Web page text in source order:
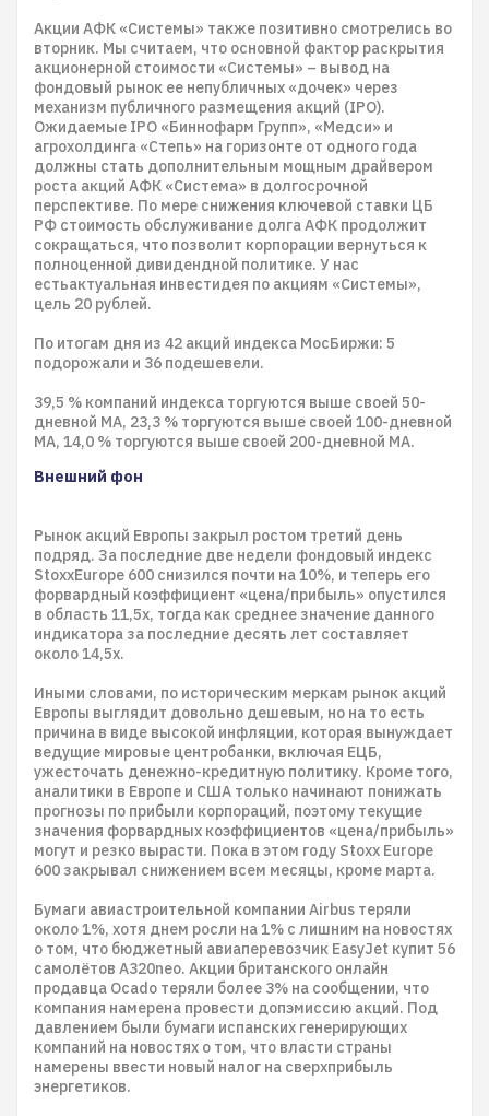
Акции АФК «Системы» также позитивно смотрелись во
вторник. Мы считаем, что основной фактор раскрытия
акционерной стоимости «Системы» – вывод на
фондовый рынок ее непубличных «дочек» через
механизм публичного размещения акций (IPO).
Ожидаемые IPO «Биннофарм Групп», «Медси» и
агрохолдинга «Степь» на горизонте от одного года
должны стать дополнительным мощным драйвером
роста акций АФК «Система» в долгосрочной
перспективе. По мере снижения ключевой ставки ЦБ
РФ стоимость обслуживание долга АФК продолжит
сокращаться, что позволит корпорации вернуться к
полноценной дивидендной политике. У нас
естьактуальная инвестидея по акциям «Системы»,
цель 20 рублей.
По итогам дня из 42 акций индекса МосБиржи: 5
подорожали и 36 подешевели.
39,5 % компаний индекса торгуются выше своей 50-
дневной МА, 23,3 % торгуются выше своей 100-дневной
МА, 14,0 % торгуются выше своей 200-дневной МА.
Внешний фон
Рынок акций Европы закрыл ростом третий день
подряд. За последние две недели фондовый индекс
StoxxEurope 600 снизился почти на 10%, и теперь его
форвардный коэффициент «цена/прибыль» опустился
в область 11,5х, тогда как среднее значение данного
индикатора за последние десять лет составляет
около 14,5х.
Иными словами, по историческим меркам рынок акций
Европы выглядит довольно дешевым, но на то есть
причина в виде высокой инфляции, которая вынуждает
ведущие мировые центробанки, включая ЕЦБ,
ужесточать денежно-кредитную политику. Кроме того,
аналитики в Европе и США только начинают понижать
прогнозы по прибыли корпораций, поэтому текущие
значения форвардных коэффициентов «цена/прибыль»
могут и резко вырасти. Пока в этом году Stoxx Europe
600 закрывал снижением всем месяцы, кроме марта.
Бумаги авиастроительной компании Airbus теряли
около 1%, хотя днем росли на 1% с лишним на новостях
о том, что бюджетный авиаперевозчик EasyJet купит 56
самолётов A320neo. Акции британского онлайн
продавца Ocado теряли более 3% на сообщении, что
компания намерена провести допэмиссию акций. Под
давлением были бумаги испанских генерирующих
компаний на новостях о том, что власти страны
намерены ввести новый налог на сверхприбыль
энергетиков.